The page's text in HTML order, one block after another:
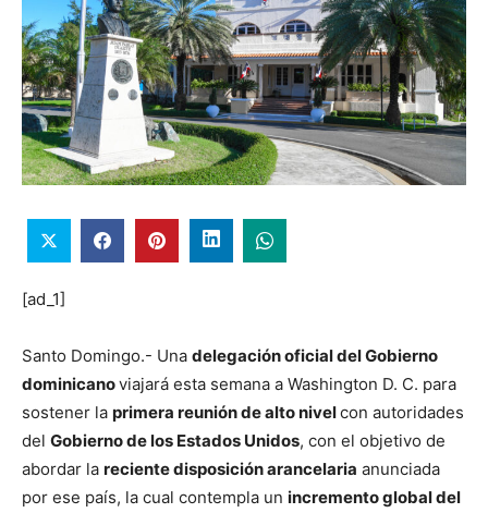
[ad_1]
Santo Domingo.- Una delegación oficial del Gobierno
dominicanoviajará esta semana a Washington D. C. para
sostener la primera reunión de alto nivelcon autoridades
del Gobierno de los Estados Unidos, con el objetivo de
abordar la reciente disposición arancelaria anunciada
por ese país, la cual contempla un incremento global del